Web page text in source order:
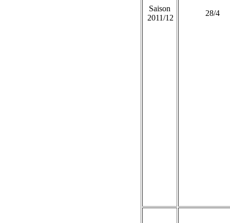
Saison
2011/12
28/4